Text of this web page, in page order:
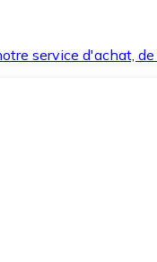
service d'achat,